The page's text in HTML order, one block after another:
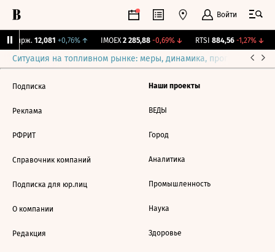
Войти
Бирж. 12,081 +0,76%↑ IMOEX 2 285,88 -0,69%↓ RTSI 884,56 -1,27%↓
Ситуация на топливном рынке: меры, динамика, прогнозы
Подписка
Реклама
РФРИТ
Справочник компаний
Подписка для юр.лиц
О компании
Редакция
Наши проекты
ВЕДЫ
Город
Аналитика
Промышленность
Наука
Здоровье